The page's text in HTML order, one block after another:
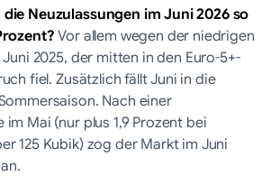
Neuzulassungen im Juni 2026 so
Vor allem wegen der niedrigen
2025, der mitten in den Euro-5+-
fiel. Zusätzlich fällt Juni in die
Nach einer
Mai (nur plus 1,9 Prozent bei
125 Kubik) zog der Markt im Juni